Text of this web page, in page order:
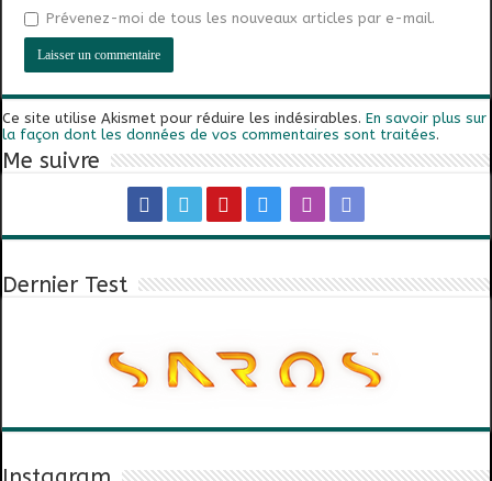
Prévenez-moi de tous les nouveaux articles par e-mail.
Ce site utilise Akismet pour réduire les indésirables.En savoir plus sur
la façon dont les données de vos commentaires sont traitées.
Me suivre
Dernier Test